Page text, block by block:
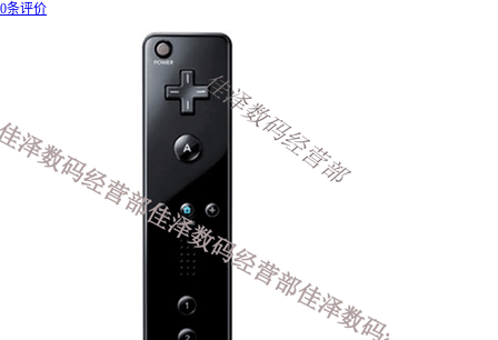
0条评价